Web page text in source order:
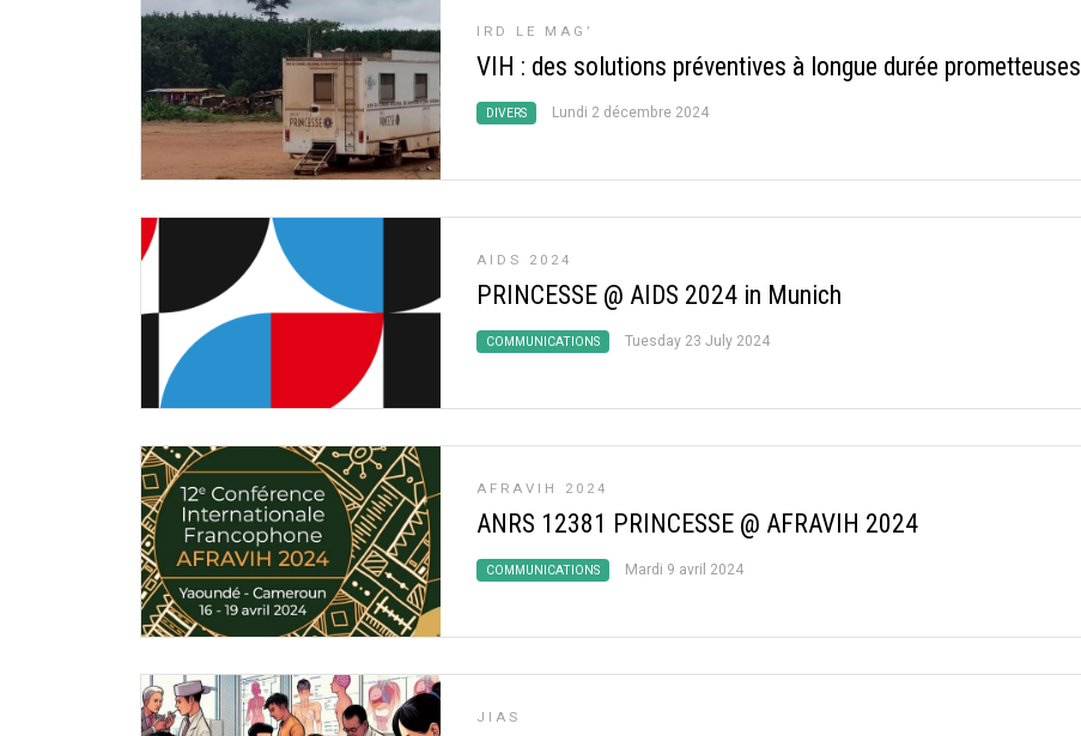
IRD LE MAG’
VIH : des solutions préventives à longue durée prometteuses
DIVERS Lundi 2 décembre 2024
AIDS 2024
PRINCESSE @ AIDS 2024 in Munich
COMMUNICATIONS Tuesday 23 July 2024
AFRAVIH 2024
ANRS 12381 PRINCESSE @ AFRAVIH 2024
COMMUNICATIONS Mardi 9 avril 2024
JIAS